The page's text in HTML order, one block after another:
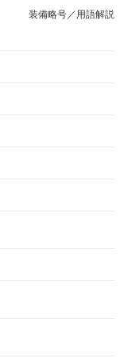
装備略号／用語解説